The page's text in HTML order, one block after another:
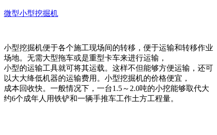
微型小型挖掘机
小型挖掘机便于各个施工现场间的转移，便于运输和转移作业
场地。无需大型拖车或是重型卡车来进行运输，
小型的运输工具就可将其运载。这样不但能够方便运输，还可
以大大绛低机器的运输费用。小型挖掘机的价格便宜，
成本回收快。一般情况下，一台1.5～2.0吨的小挖能够取代大
约6个成年人用铁铲和一辆手推车工作土方工程量。